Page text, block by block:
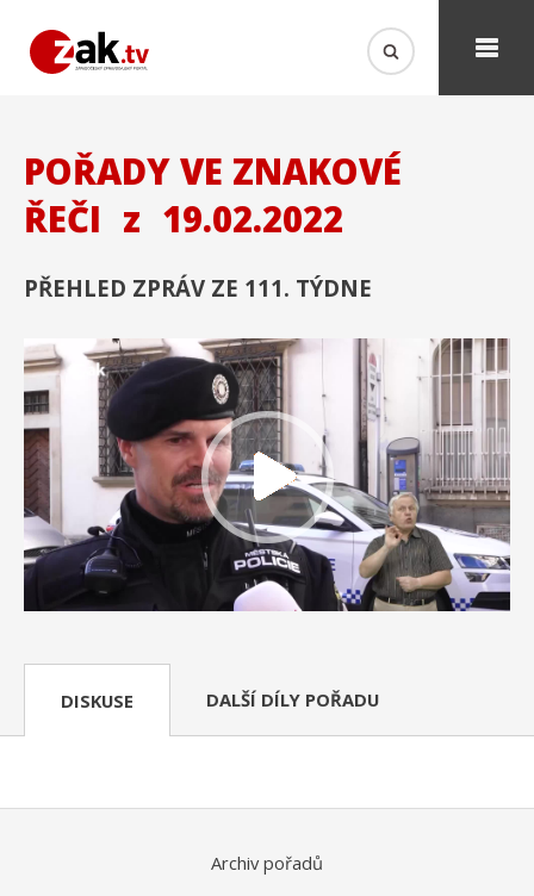
POŘADY VE ZNAKOVÉ
ŘEČI z 19.02.2022
PŘEHLED ZPRÁV ZE 111. TÝDNE
DISKUSE DALŠÍ DÍLY POŘADU
Archiv pořadů